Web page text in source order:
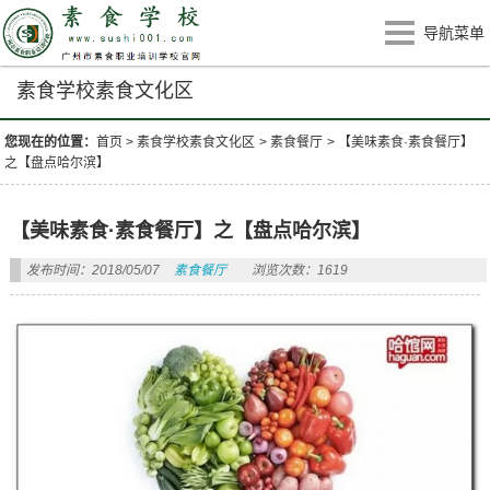
导航菜单
素食学校素食文化区
您现在的位置：首页 >素食学校素食文化区 >素食餐厅 >
【美味素食·素食餐厅】
之【盘点哈尔滨】
【美味素食·素食餐厅】之【盘点哈尔滨】
发布时间：2018/05/07 素食餐厅 浏览次数：1619